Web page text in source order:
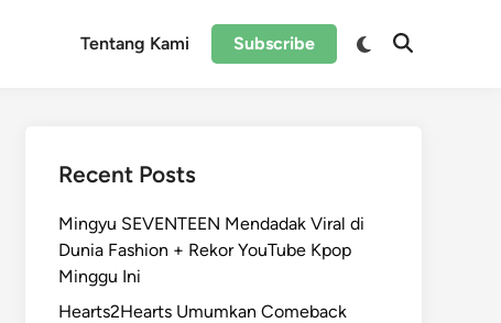
Tentang Kami Subscribe
Switch
Open
Recent Posts
Mingyu SEVENTEEN Mendadak Viral di
Dunia Fashion + Rekor YouTube Kpop
Minggu Ini
Hearts2Hearts Umumkan Comeback